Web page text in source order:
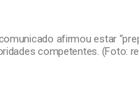
afirmou estar
competentes. (Foto: